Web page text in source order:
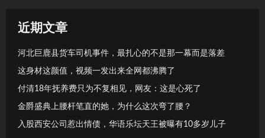
近期文章
河北巨鹿县货车司机事件，最扎心的不是那一幕而是落差
这身材这颜值，视频一发出来全网都沸腾了
付清18年抚养费只为不复相见，网友：这是心死了
金爵盛典上腰杆笔直的她，为什么这次弯了腰？
入股西安公司惹出情债，华语乐坛天王被曝有10多岁儿子